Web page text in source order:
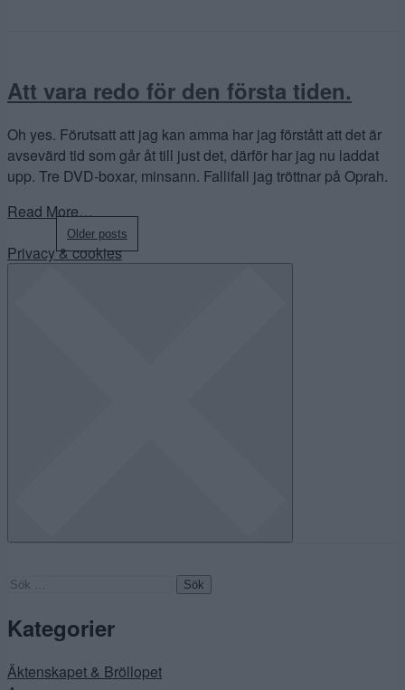
Att vara redo för den första tiden.
Oh yes. Förutsatt att jag kan amma har jag förstått att det är
avsevärd tid som går åt till just det, därför har jag nu laddat
upp. Tre DVD-boxar, minsann. Fallifall jag tröttnar på Oprah.
Read More…
navigation
Older posts
Privacy & cookies
Sök
Kategorier
Äktenskapet & Bröllopet